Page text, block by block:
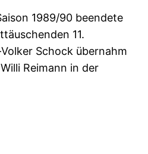
1989/90 beendete
11.
Schock übernahm
Reimann in der